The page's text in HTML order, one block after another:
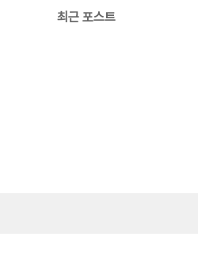
최근 포스트